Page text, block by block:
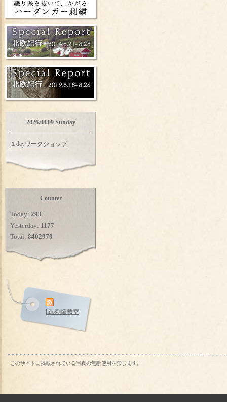
2026.08.09 Sunday
１dayワークショップ
Counter
Today: 293
Yesterday: 1177
Total: 8402979
hilo刺繍教室
このサイトに掲載されている写真の無断使用を禁じます。